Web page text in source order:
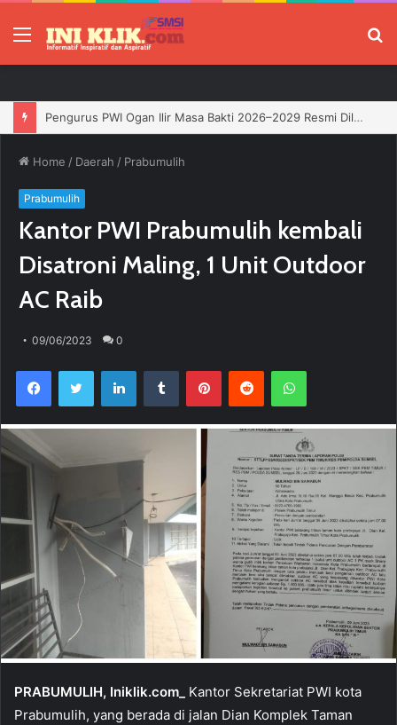
Menu
Jelang HUT RI, 3 Sumur Infill Baru di Zona 4 Dukung Kedaulatan Energi
Home / Daerah / Prabumulih
Prabumulih
Kantor PWI Prabumulih kembali
Disatroni Maling, 1 Unit Outdoor
AC Raib
09/06/2023 0
PRABUMULIH, Iniklik.com_
Kantor Sekretariat PWI kota
Prabumulih, yang berada di jalan Dian Komplek Taman